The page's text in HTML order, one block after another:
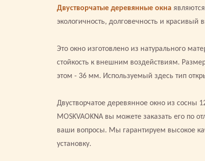
Двустворчатые деревянные окна
экологичность, долговечность и
Это окно изготовлено из натурального
стойкость к внешним воздействиям.
этом - 36 мм. Используемый здесь тип
Двустворчатое деревянное окно из сосны
MOSKVAOKNA вы можете заказать его по
ваши вопросы. Мы гарантируем высокое
установку.